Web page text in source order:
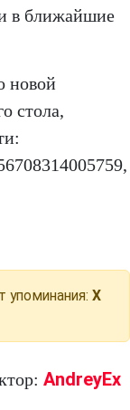
в ближайшие
новой
стола,
упоминания: X
AndreyEx